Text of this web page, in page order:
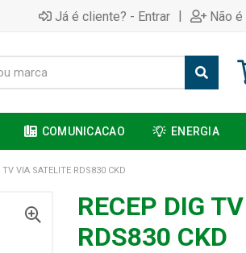
Já é cliente? - Entrar | Não
COMUNICACAO ENERGIA
TV VIA SATELITE RDS830 CKD
RECEP DIG
RDS830 CKD